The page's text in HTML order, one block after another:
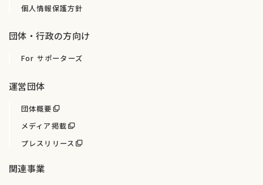
個人情報保護方針
団体・行政の方向け
For サポーターズ
運営団体
団体概要
メディア掲載
プレスリリース
関連事業